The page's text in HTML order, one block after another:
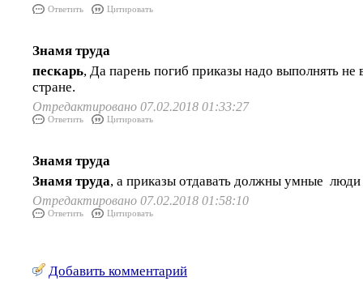
Ответить Цитировать
Знамя труда
пескарь, Да парень погиб приказы надо выполнять не
стране.
Отредактировано 07.02.2018 01:33:27
Ответить Цитировать
Знамя труда
Знамя труда, а приказы отдавать должны умные люди
Отредактировано 07.02.2018 01:58:10
Ответить Цитировать
Добавить комментарий